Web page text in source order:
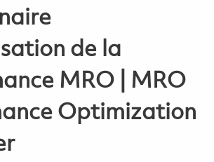
de la
MRO | MRO
Optimization